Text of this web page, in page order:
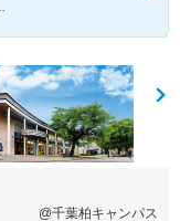
@千葉柏キャンパス